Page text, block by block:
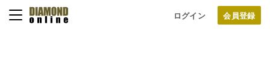
ログイン